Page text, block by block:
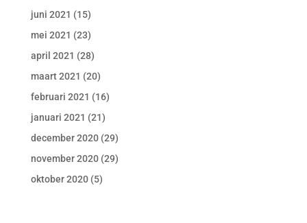
juni 2021 (15)
mei 2021 (23)
april 2021 (28)
maart 2021 (20)
februari 2021 (16)
januari 2021 (21)
december 2020(29)
november 2020(29)
oktober 2020(5)